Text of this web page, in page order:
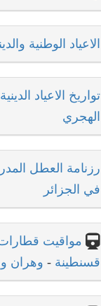
الاعياد الوطنية والدينية
تواريخ الاعياد الدينية 2026
الهجري
رزنامة العطل
في الجزائر
مواقيت قطارات
قسنطينة - وهران